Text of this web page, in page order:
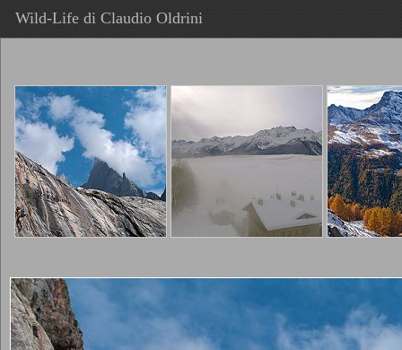
Wild-Life di Claudio Oldrini